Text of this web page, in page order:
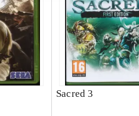
Sacred 3